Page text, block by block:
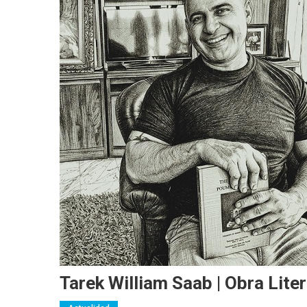
Tarek William Saab | Obra